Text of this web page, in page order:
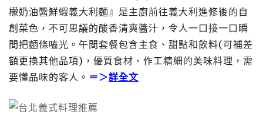
檬奶油醬鮮蝦義大利麵』是主廚前往義大利進修後的自
創菜色，不可思議的酸香清爽醬汁，令人一口接一口瞬
間把麵條嗑光。午間套餐包含主食、甜點和飲料(可補差
額更換其他品項)，優質食材、作工精細的美味料理，需
要懂品味的客人。 ＝＞詳全文